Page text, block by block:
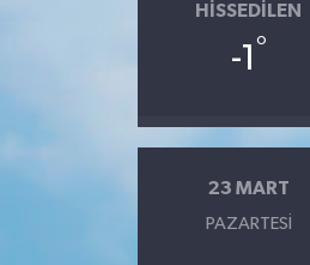
HISSEDILEN
-1 °
23 MART
PAZARTESI